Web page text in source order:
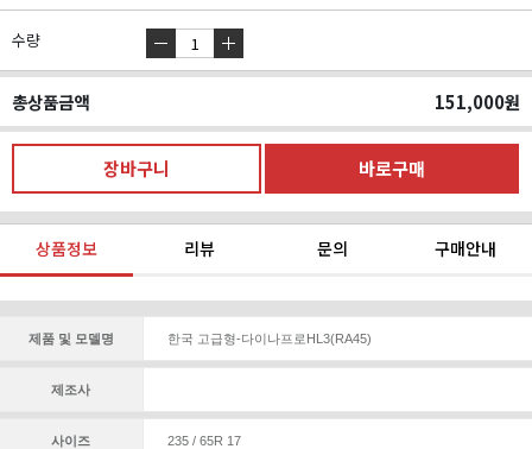
수량
총상품금액 151,000원
상품정보 리뷰 문의 구매안내
제품 및 모델명 한국 고급형-다이나프로HL3(RA45)
제조사
사이즈 235 / 65R 17